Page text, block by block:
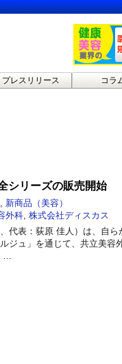
プレスリリース コラ
シリーズの販売開始
新商品（美容）
外科 株式会社ディスカス
代表：荻原 佳人）は、自ら
ジュ」を通じて、共立美容
…